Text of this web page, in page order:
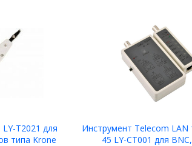
T2021 для
типа Krone
Инструмент Telecom LAN
45 LY-CT001 для